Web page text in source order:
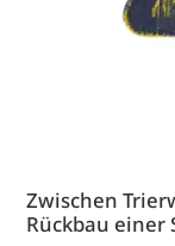
Zwischen
Rückbau einer